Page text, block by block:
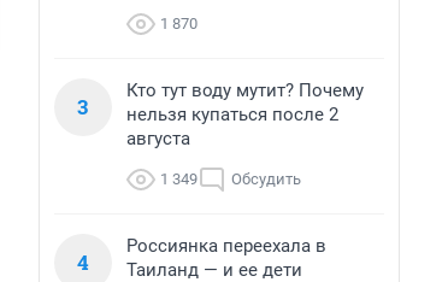
1 870
3
Кто тут воду мутит? Почему
нельзя купаться после 2
августа
1 349 Обсудить
4
Россиянка переехала в
Таиланд — и ее дети